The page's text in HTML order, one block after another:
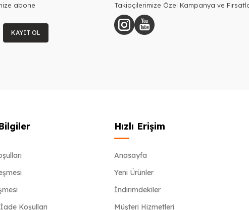
abone
KAYIT OL
Takipçilerimize Özel Kampanya ve
Koşulları
Hızlı Erişim
Anasayfa
Yeni Ürünler
İndirimdekiler
Müşteri Hizmetleri